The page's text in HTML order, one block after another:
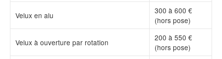
Velux en alu
300 à 600 €
(hors pose)
Velux à ouverture par rotation
200 à 550 €
(hors pose)